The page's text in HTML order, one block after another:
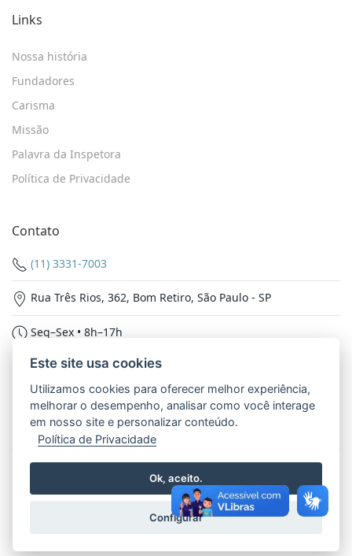
Links
Nossa história
Fundadores
Carisma
Missão
Palavra da Inspetora
Política de Privacidade
Contato
(11) 3331-7003
Rua Três Rios, 362, Bom Retiro, São Paulo - SP
Seg–Sex • 8h–17h
Nossas Redes
© 2026 - Inspetoria Nossa Senhora Aparecida. Todos os
direitos reservados. Política de Privacidade
Este site usa cookies
Utilizamos cookies para oferecer melhor experiência,
melhorar o desempenho, analisar como você interage
em nosso site e personalizar conteúdo.
Política de Privacidade
Ok, aceito.
Configurar